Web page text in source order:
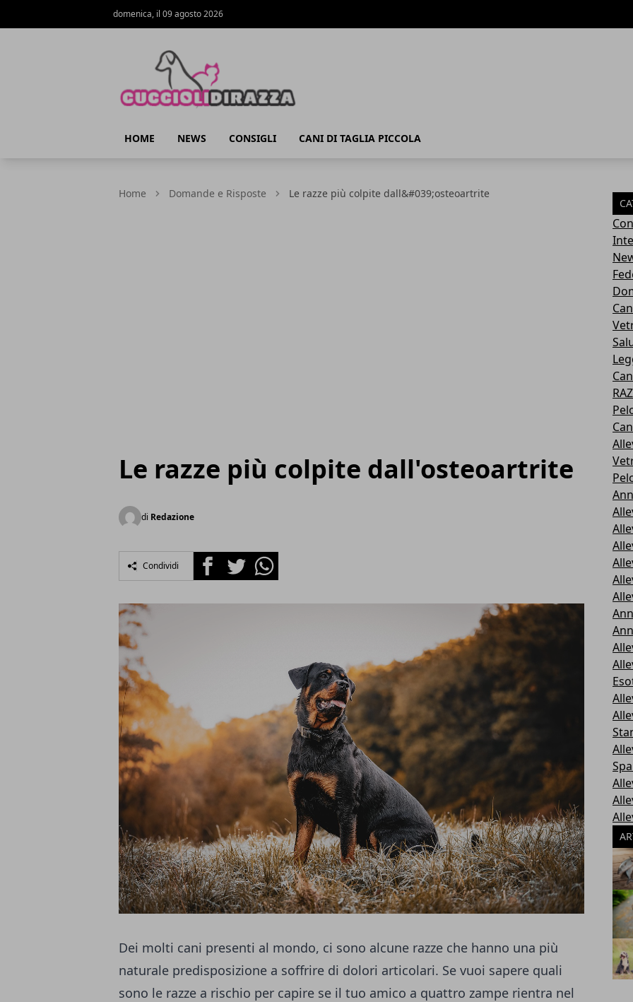
domenica, il 09 agosto 2026
HOME NEWS CONSIGLI CANI DI TAGLIA PICCOLA
Home Domande e Risposte Le razze più colpite dall&#039;osteoartrite
Le razze più colpite dall'osteoartrite
di Redazione
Condividi FacebookTwitterWhatsapp
Dei molti cani presenti al mondo, ci sono alcune razze che hanno una più
naturale predisposizione a soffrire di dolori articolari. Se vuoi sapere quali
sono le razze a rischio per capire se il tuo amico a quattro zampe rientra nel